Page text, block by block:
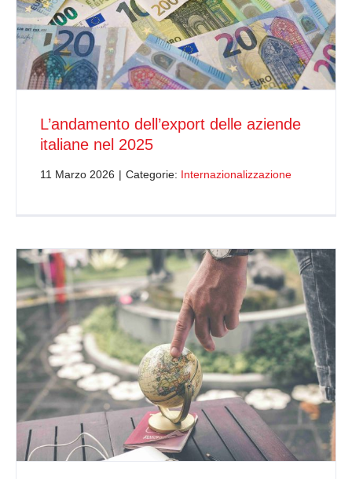
L’andamento dell’export delle aziende
italiane nel 2025
11 Marzo 2026 | Categorie: Internazionalizzazione